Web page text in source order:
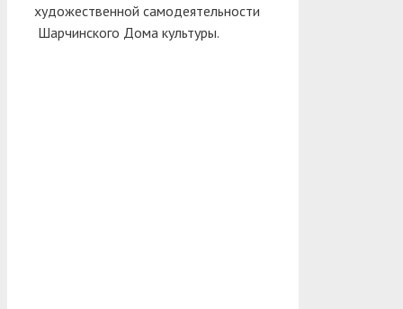
художественной самодеятельности
Шарчинского Дома культуры.